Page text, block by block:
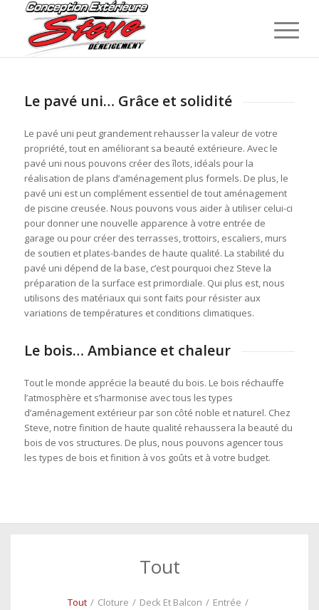
Le pavé uni… Grâce et solidité
Le pavé uni peut grandement rehausser la valeur de votre
propriété, tout en améliorant sa beauté extérieure. Avec le
pavé uni nous pouvons créer des îlots, idéals pour la
réalisation de plans d’aménagement plus formels. De plus, le
pavé uni est un complément essentiel de tout aménagement
de piscine creusée. Nous pouvons vous aider à utiliser celui-ci
pour donner une nouvelle apparence à votre entrée de
garage ou pour créer des terrasses, trottoirs, escaliers, murs
de soutien et plates-bandes de haute qualité. La stabilité du
pavé uni dépend de la base, c’est pourquoi chez Steve la
préparation de la surface est primordiale. Qui plus est, nous
utilisons des matériaux qui sont faits pour résister aux
variations de températures et conditions climatiques.
Le bois… Ambiance et chaleur
Tout le monde apprécie la beauté du bois. Le bois réchauffe
l’atmosphère et s’harmonise avec tous les types
d’aménagement extérieur par son côté noble et naturel. Chez
Steve, notre finition de haute qualité rehaussera la beauté du
bois de vos structures. De plus, nous pouvons agencer tous
les types de bois et finition à vos goûts et à votre budget.
Tout
Tout / Cloture / Deck Et Balcon / Entrée /